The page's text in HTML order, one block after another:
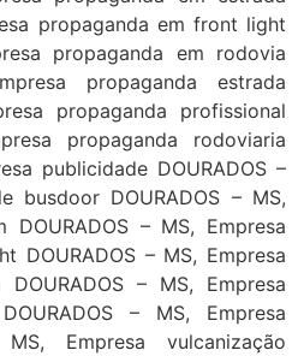
propaganda em front light
propaganda em rodovia
propaganda estrada
propaganda profissional
propaganda rodoviaria
publicidade DOURADOS –
busdoor DOURADOS – MS,
DOURADOS – MS, Empresa
DOURADOS – MS, Empresa
– MS, Empresa
– MS, Empresa
Empresa vulcanização